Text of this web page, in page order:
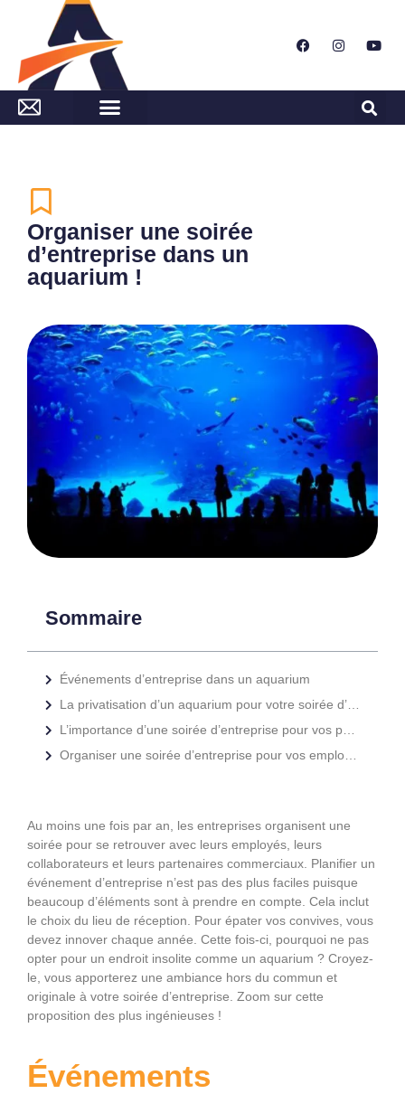
Organiser une soirée
d’entreprise dans un
aquarium !
Sommaire
Événements d’entreprise dans un aquarium
Au moins une fois par an, les entreprises organisent une
soirée pour se retrouver avec leurs employés, leurs
collaborateurs et leurs partenaires commerciaux. Planifier un
événement d’entreprise n’est pas des plus faciles puisque
beaucoup d’éléments sont à prendre en compte. Cela inclut
le choix du lieu de réception. Pour épater vos convives, vous
devez innover chaque année. Cette fois-ci, pourquoi ne pas
opter pour un endroit insolite comme un aquarium ? Croyez-
le, vous apporterez une ambiance hors du commun et
originale à votre soirée d’entreprise. Zoom sur cette
proposition des plus ingénieuses !
Événements